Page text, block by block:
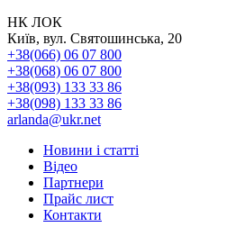
НК ЛОК
Київ, вул. Святошинська, 20
+38(066) 06 07 800
+38(068) 06 07 800
+38(093) 133 33 86
+38(098) 133 33 86
arlanda@ukr.net
Новини і статті
Відео
Партнери
Прайс лист
Контакти